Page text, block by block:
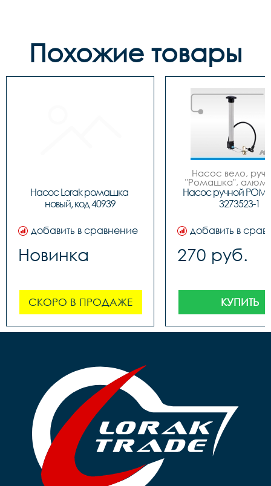
Похожие товары
Насос Lorak ромашка
новый, код 40939
добавить в сравнение
Новинка
СКОРО В ПРОДАЖЕ
Насос вело,
"Ромашка",
обратным
штоком, шланг
Насос ручной
3273523-1
добавить в
270 руб.
КУПИТЬ